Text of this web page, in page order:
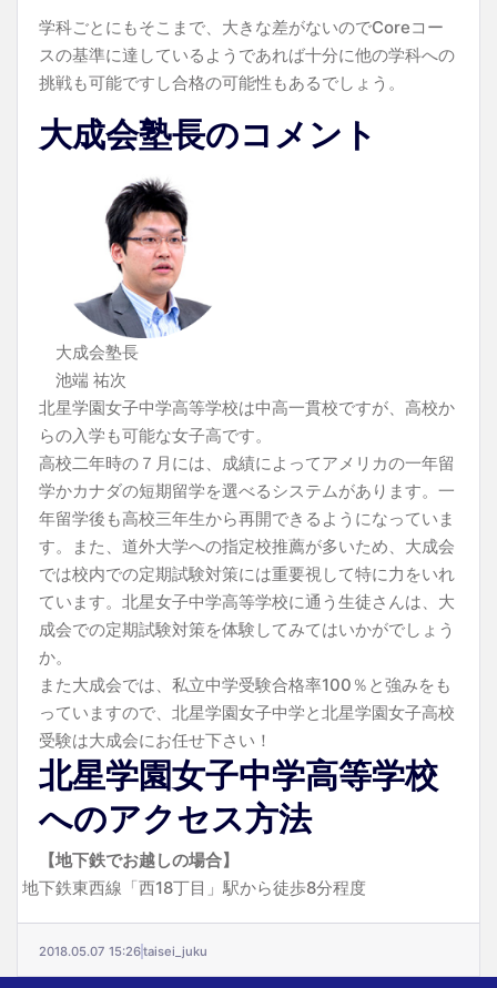
学科ごとにもそこまで、大きな差がないのでCoreコー
スの基準に達しているようであれば十分に他の学科への
挑戦も可能ですし合格の可能性もあるでしょう。
大成会塾長のコメント
大成会塾長
池端 祐次
北星学園女子中学高等学校は中高一貫校ですが、高校か
らの入学も可能な女子高です。
高校二年時の７月には、成績によってアメリカの一年留
学かカナダの短期留学を選べるシステムがあります。一
年留学後も高校三年生から再開できるようになっていま
す。また、道外大学への指定校推薦が多いため、大成会
では校内での定期試験対策には重要視して特に力をいれ
ています。北星女子中学高等学校に通う生徒さんは、大
成会での定期試験対策を体験してみてはいかがでしょう
か。
また大成会では、私立中学受験合格率100％と強みをも
っていますので、北星学園女子中学と北星学園女子高校
受験は大成会にお任せ下さい！
北星学園女子中学高等学校
へのアクセス方法
【地下鉄でお越しの場合】
地下鉄東西線「西18丁目」駅から徒歩8分程度
2018.05.07 15:26taisei_juku